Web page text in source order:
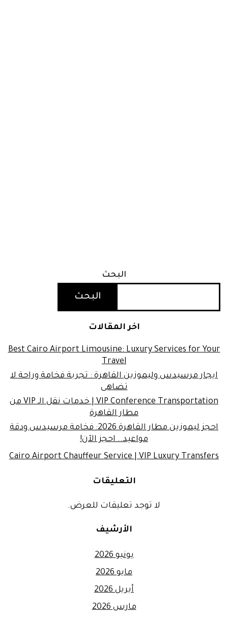
البحث
البحث
اخر المقالات
Best Cairo Airport Limousine: Luxury Services for Your
Travel
ايجار مرسيدس وليموزين القاهرة : تجربة فخامة وراحة لا
تضاهى
VIP Conference Transportation | خدمات نقل الـ VIP من
مطار القاهرة
احجز ليموزين مطار القاهرة 2026: فخامة مرسيدس ودقة
مواعيد.. احجز الآن!
Cairo Airport Chauffeur Service | VIP Luxury Transfers
التعليقات
لا توجد تعليقات للعرض.
الأرشيف
يونيو 2026
مايو 2026
أبريل 2026
مارس 2026